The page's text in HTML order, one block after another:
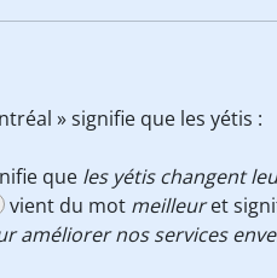
» signifie que les yétis :
que les yétis changent
vient du mot meilleuret
améliorer nos services